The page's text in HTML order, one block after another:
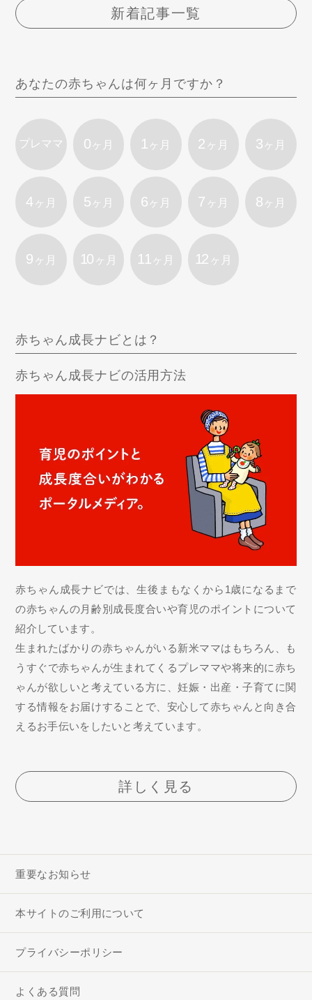
新着記事一覧
あなたの赤ちゃんは何ヶ月ですか？
プレママ 0 ヶ月 1 ヶ月 2 ヶ月 3 ヶ月
4 ヶ月 5 ヶ月 6 ヶ月 7 ヶ月 8 ヶ月
9 ヶ月 10 ヶ月 11 ヶ月 12 ヶ月
赤ちゃん成長ナビとは？
赤ちゃん成長ナビの活用方法
赤ちゃん成長ナビでは、生後まもなくから1歳になるまで
の赤ちゃんの月齢別成長度合いや育児のポイントについて
紹介しています。
生まれたばかりの赤ちゃんがいる新米ママはもちろん、も
うすぐで赤ちゃんが生まれてくるプレママや将来的に赤ち
ゃんが欲しいと考えている方に、妊娠・出産・子育てに関
する情報をお届けすることで、安心して赤ちゃんと向き合
えるお手伝いをしたいと考えています。
詳しく見る
重要なお知らせ
本サイトのご利用について
プライバシーポリシー
よくある質問